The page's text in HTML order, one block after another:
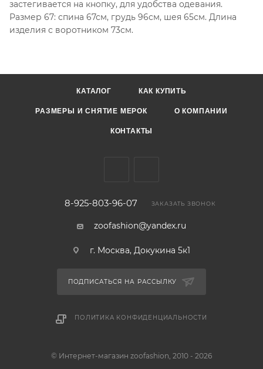
застегивается на кнопку, для удобства одевания.
Размер 67: спина 67см, грудь 96см, шея 65см. Длина
изделия с воротником 73см.
КАТАЛОГ КАК КУПИТЬ
РАЗМЕРЫ И СНЯТИЕ МЕРОК О КОМПАНИИ
КОНТАКТЫ
8-925-803-96-07 ЗАКАЗАТЬ ЗВОНОК
zoofashion@yandex.ru
г. Москва, Докукина 5к1
ПОДПИСАТЬСЯ НА РАССЫЛКУ
ПОЛИТИКА КОНФИДЕНЦИАЛЬНОСТИ
© Интернет-магазин zoofashion, 2010 - 2026